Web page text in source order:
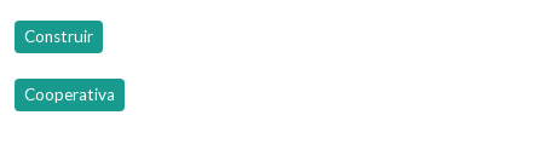
Construir
Cooperativa